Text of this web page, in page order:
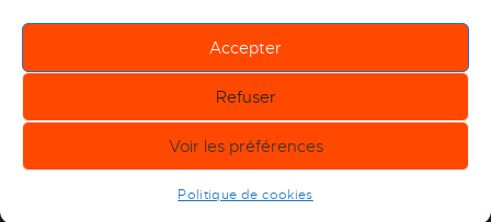
Accepter
Refuser
Voir les préférences
Politique de cookies